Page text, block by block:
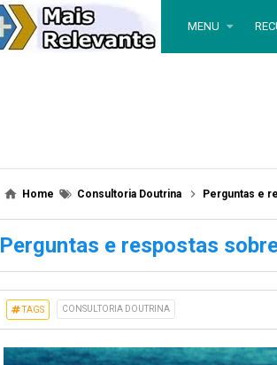
MENU
Home Consultoria Doutrina Perguntas e
Perguntas e respostas
TAGS CONSULTORIA DOUTRINA